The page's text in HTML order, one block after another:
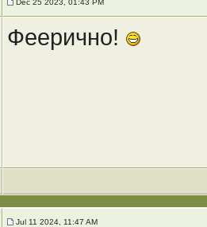
Dec 25 2023, 01:43 PM
Феерично!
Jul 11 2024, 11:47 AM